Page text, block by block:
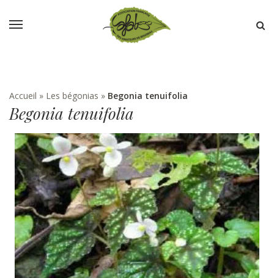
Accueil » Les bégonias » Begonia tenuifolia
Begonia tenuifolia